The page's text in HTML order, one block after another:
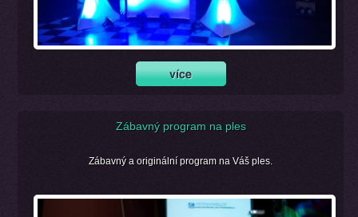
Zábavný program na ples
Zábavný a originální program na Váš ples.